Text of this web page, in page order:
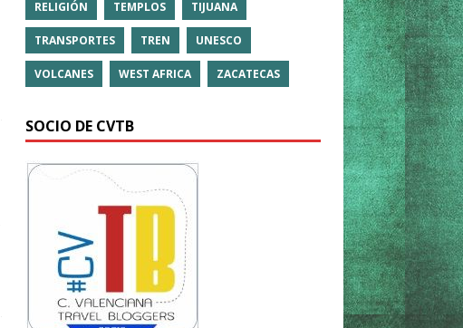
RELIGIÓN TEMPLOS TIJUANA
TRANSPORTES TREN UNESCO
VOLCANES WEST AFRICA ZACATECAS
SOCIO DE CVTB